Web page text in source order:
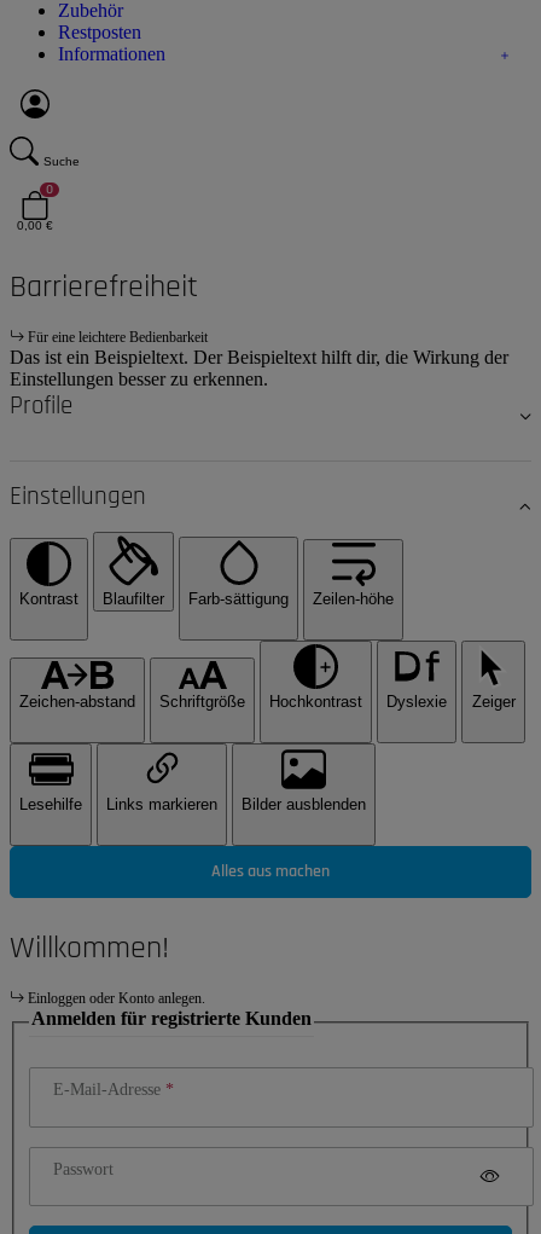
Zubehör
Restposten
Informationen
Suche
0
0,00 €
Barrierefreiheit
Für eine leichtere Bedienbarkeit
Das ist ein Beispieltext. Der Beispieltext hilft dir, die Wirkung der
Einstellungen besser zu erkennen.
Profile
Einstellungen
Kontrast Blaufilter Farb-sättigung Zeilen-höhe
Zeichen-abstand Schriftgröße Hochkontrast Dyslexie Zeiger
Lesehilfe Links markieren Bilder ausblenden
Alles aus machen
Willkommen!
Einloggen oder Konto anlegen.
Anmelden für registrierte Kunden
E-Mail-Adresse
Passwort